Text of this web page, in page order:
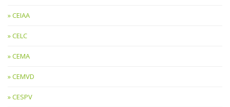
CEIAA
CELC
CEMA
CEMVD
CESPV